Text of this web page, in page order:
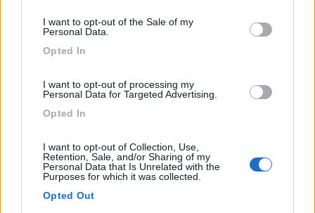
I want to opt-out of the Sale of my
Personal Data.
Opted In
I want to opt-out of processing my
Personal Data for Targeted Advertising.
Opted In
I want to opt-out of Collection, Use,
Retention, Sale, and/or Sharing of my
Personal Data that Is Unrelated with the
Purposes for which it was collected.
Opted Out
Camping Mare Luna
Servizi / Posizione
A 2 km a sud di Fano, campeggio, direttamente sul mare
Fano (PU) - 77.1km